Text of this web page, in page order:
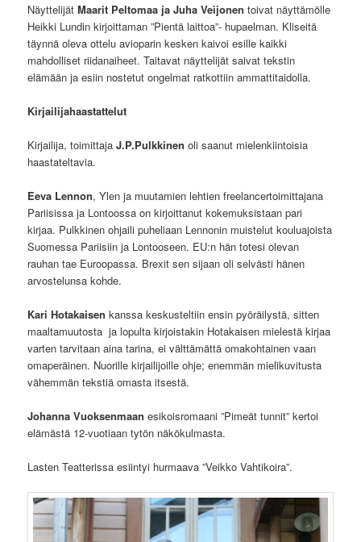
NäyttelijätMaarit Peltomaa ja Juha Veijonen toivat näyttämölle
Heikki Lundin kirjoittaman ”Pientä laittoa”- hupaelman. Kliseitä
täynnä oleva ottelu avioparin kesken kaivoi esille kaikki
mahdolliset riidanaiheet. Taitavat näyttelijät saivat tekstin
elämään ja esiin nostetut ongelmat ratkottiin ammattitaidolla.
Kirjailijahaastattelut
Kirjailija, toimittajaJ.P.Pulkkinen oli saanut mielenkiintoisia
haastateltavia.
Eeva Lennon, Ylen ja muutamien lehtien freelancertoimittajana
Pariisissa ja Lontoossa on kirjoittanut kokemuksistaan pari
kirjaa. Pulkkinen ohjaili puheliaan Lennonin muistelut kouluajoista
Suomessa Pariisiin ja Lontooseen. EU:n hän totesi olevan
rauhan tae Euroopassa. Brexit sen sijaan oli selvästi hänen
arvostelunsa kohde.
Kari Hotakaisen kanssa keskusteltiin ensin pyöräilystä, sitten
maaltamuutosta ja lopulta kirjoistakin Hotakaisen mielestä kirjaa
varten tarvitaan aina tarina, ei välttämättä omakohtainen vaan
omaperäinen. Nuorille kirjailijoille ohje; enemmän mielikuvitusta
vähemmän tekstiä omasta itsestä.
Johanna Vuoksenmaan esikoisromaani ”Pimeät tunnit” kertoi
elämästä 12-vuotiaan tytön näkökulmasta.
Lasten Teatterissa esiintyi hurmaava ”Veikko Vahtikoira”.